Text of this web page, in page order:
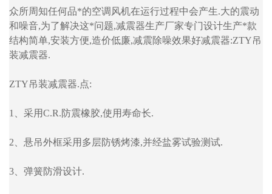
众所周知任何品*的空调风机在运行过程中会产生.大的震动
和噪音,为了解决这*问题,减震器生产厂家专门设计生产*款
结构简单,安装方便,造价低廉,减震除噪效果好减震器:ZTY吊
装减震器.
ZTY吊装减震器.点:
1、采用C.R.防震橡胶,使用寿命长.
2、悬吊外框采用多层防锈烤漆,并经盐雾试验测试.
3、弹簧防滑设计.